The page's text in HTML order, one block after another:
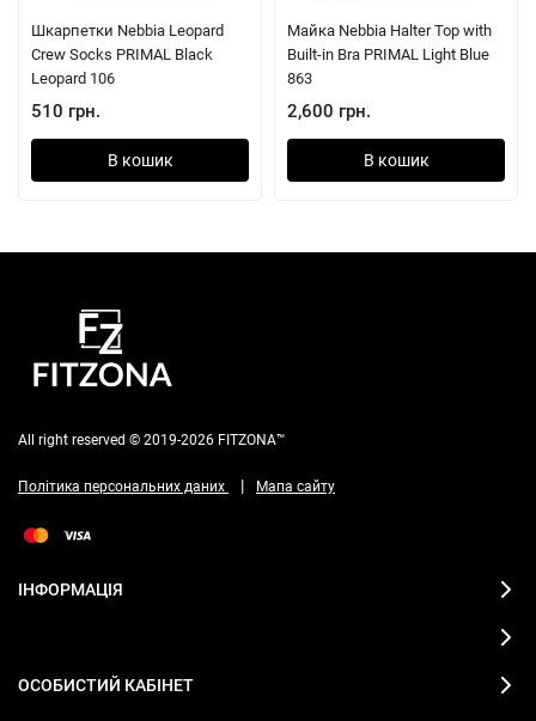
Шкарпетки Nebbia Leopard
Crew Socks PRIMAL Black
Leopard 106
510 грн.
В кошик
Майка Nebbia Halter Top with
Built-in Bra PRIMAL Light Blue
863
2,600 грн.
В кошик
All right reserved © 2019-2026 FITZONA™
Політика персональних даних | Мапа сайту
ІНФОРМАЦІЯ
ОСОБИСТИЙ КАБІНЕТ